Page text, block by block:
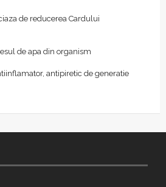
de reducerea Cardului
de apa din organism
antipiretic de generatie